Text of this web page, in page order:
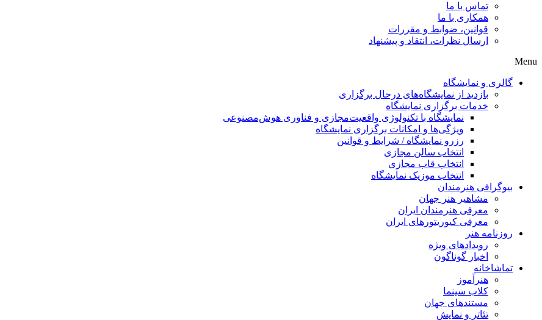
تماس با ما
همکاری با ما
قوانین، ضوابط و مقررات
ارسال نظرات، انتقاد و پیشنهاد
Menu
گالری و نمایشگاه
بازدید از نمایشگاه‌های درحال برگزاری
خدمات برگزاری نمایشگاه
نمایشگاه با تکنولوژی واقعیت‌مجازی و فناوری هوش‌مصنوعی
ویژگی‌ها و امکانات برگزاری نمایشگاه
رزرو نمایشگاه / شرایط و قوانین
انتخاب سالن مجازی
انتخاب قاب مجازی
انتخاب موزیک نمایشگاه
بیوگرافی هنرمندان
مشاهیر هنر جهان
معرفی هنرمندان ایران
معرفی کیوریتورهای ایران
روزنامه هنر
رویدادهای ویژه
اخبار گوناگون
تماشاخانه
هنرآموز
کلاب سینما
مستندهای جهان
تئاتر و نمایش